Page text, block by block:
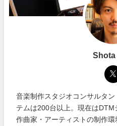
Shota
音楽制作スタジオコンサルタ
テムは200台以上。現在は
作曲家・アーティストの制作